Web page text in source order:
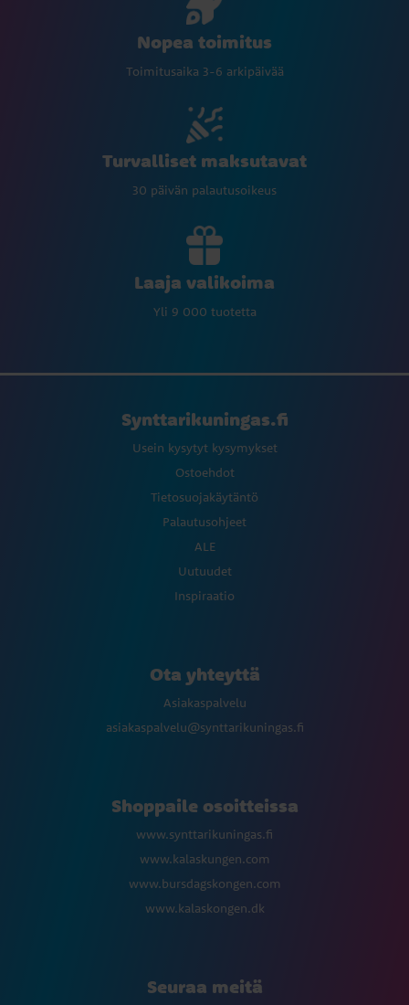
Nopea toimitus
Toimitusaika 3-6 arkipäivää
Turvalliset maksutavat
30 päivän palautusoikeus
Laaja valikoima
Yli 9 000 tuotetta
Synttarikuningas.fi
Usein kysytyt kysymykset
Ostoehdot
Tietosuojakäytäntö
Palautusohjeet
ALE
Uutuudet
Inspiraatio
Ota yhteyttä
Asiakaspalvelu
asiakaspalvelu@synttarikuningas.fi
Shoppaile osoitteissa
www.synttarikuningas.fi
www.kalaskungen.com
www.bursdagskongen.com
www.kalaskongen.dk
Seuraa meitä